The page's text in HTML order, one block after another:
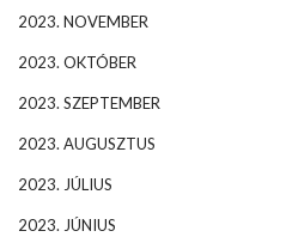
2023. NOVEMBER
2023. OKTÓBER
2023. SZEPTEMBER
2023. AUGUSZTUS
2023. JÚLIUS
2023. JÚNIUS